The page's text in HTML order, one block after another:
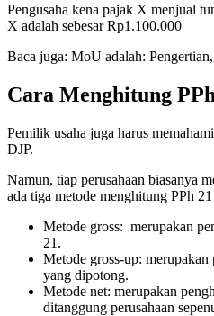
Pengusaha kena pajak X menjual
X adalah sebesar Rp1.100.000
Baca juga: MoU adalah:
Cara Menghitung
Pemilik usaha juga harus
DJP.
Namun, tiap perusahaan biasanya
ada tiga metode menghitung PPh
Metode gross: merupakan
21.
Metode gross-up:
yang dipotong.
Metode net: merupakan
ditanggung perusahaan